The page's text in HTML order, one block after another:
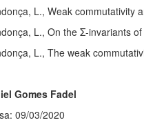
L., Weak commutativity
L., On the Σ-invariants
L., The weak
Gomes Fadel
09/03/2020